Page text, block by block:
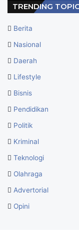
TRENDING
Berita
Nasional
Daerah
Lifestyle
Bisnis
Pendidikan
Politik
Kriminal
Teknologi
Olahraga
Advertorial
Opini